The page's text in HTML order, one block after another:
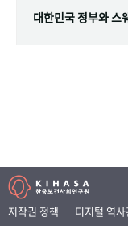
저작권 정책 디지털 역